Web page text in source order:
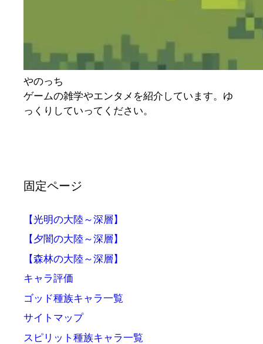
やのっち
ゲームの雑学やエンタメを紹介しています。ゆ
っくりしていってください。
固定ページ
【光明の大陸～深層】
【夕闇の大陸～深層】
【森林の大陸～深層】
キャラ評価
ゴッド種族キャラ一覧
サイトマップ
スピリット種族キャラ一覧